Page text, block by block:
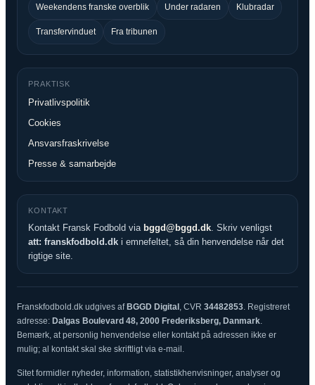
Weekendens franske overblik Under radaren Klubradar
Transfervinduet Fra tribunen
PRAKTISK
Privatlivspolitik
Cookies
Ansvarsfraskrivelse
Presse & samarbejde
KONTAKT
Kontakt Fransk Fodbold via bggd@bggd.dk. Skriv venligst
att: franskfodbold.dk i emnefeltet, så din henvendelse når det
rigtige site.
Franskfodbold.dk udgives af BGGD Digital , CVR 34482853. Registreret
adresse: Dalgas Boulevard 48, 2000 Frederiksberg, Danmark.
Bemærk, at personlig henvendelse eller kontakt på adressen ikke er
mulig; al kontakt skal ske skriftligt via e-mail.
Sitet formidler nyheder, information, statistikhenvisninger, analyser og